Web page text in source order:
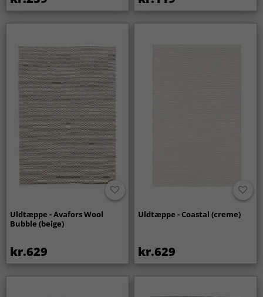
Uldtæppe - Avafors Wool
Bubble (beige)
kr.629
Uldtæppe - Coastal (creme)
kr.629